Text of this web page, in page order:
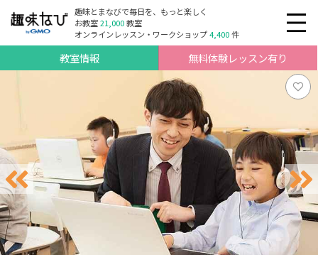
趣味とまなびで毎日を、もっと楽しく
お教室21,000教室
オンラインレッスン・ワークショップ4,400件
教室情報 無料体験レッスン有り